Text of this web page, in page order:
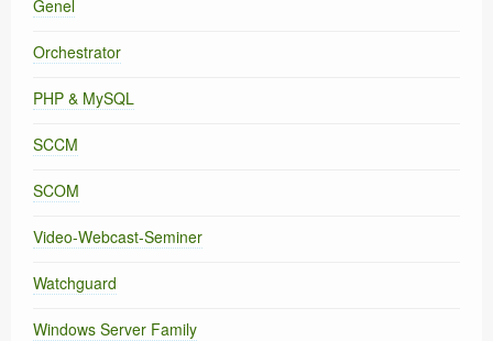
Genel
Orchestrator
PHP & MySQL
SCCM
SCOM
Video-Webcast-Seminer
Watchguard
Windows Server Family